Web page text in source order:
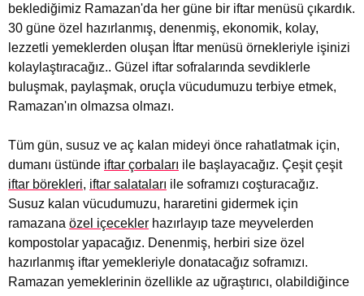
beklediğimiz Ramazan'da her güne bir iftar menüsü çıkardık.
30 güne özel hazırlanmış, denenmiş, ekonomik, kolay,
lezzetli yemeklerden oluşan İftar menüsü örnekleriyle işinizi
kolaylaştıracağız.. Güzel iftar sofralarında sevdiklerle
buluşmak, paylaşmak, oruçla vücudumuzu terbiye etmek,
Ramazan'ın olmazsa olmazı.
Tüm gün, susuz ve aç kalan mideyi önce rahatlatmak için,
dumanı üstünde iftar çorbaları ile başlayacağız. Çeşit çeşit
iftar börekleri, iftar salataları ile soframızı coşturacağız.
Susuz kalan vücudumuzu, hararetini gidermek için
ramazana özel içecekler hazırlayıp taze meyvelerden
kompostolar yapacağız. Denenmiş, herbiri size özel
hazırlanmış iftar yemekleriyle donatacağız soframızı.
Ramazan yemeklerinin özellikle az uğraştırıcı, olabildiğince